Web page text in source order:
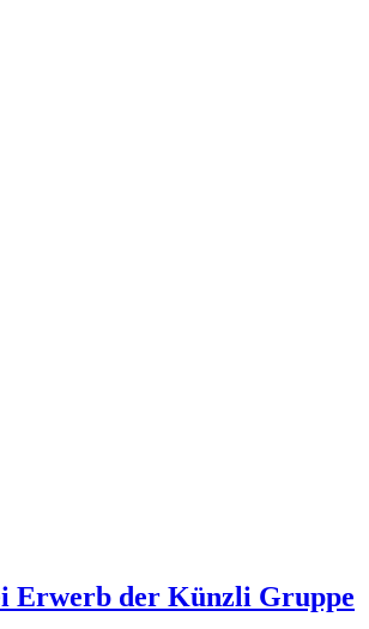
Erwerb der Künzli Gruppe